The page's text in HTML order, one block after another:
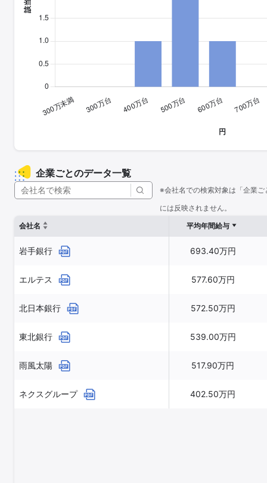
企業ごとのデータ一覧
※会社名での検索対象は「企業
には反映されません。
会社名
平均年間給与
岩手銀行 693.40万円
エルテス 577.60万円
北日本銀行 572.50万円
東北銀行 539.00万円
雨風太陽 517.90万円
ネクスグループ 402.50万円